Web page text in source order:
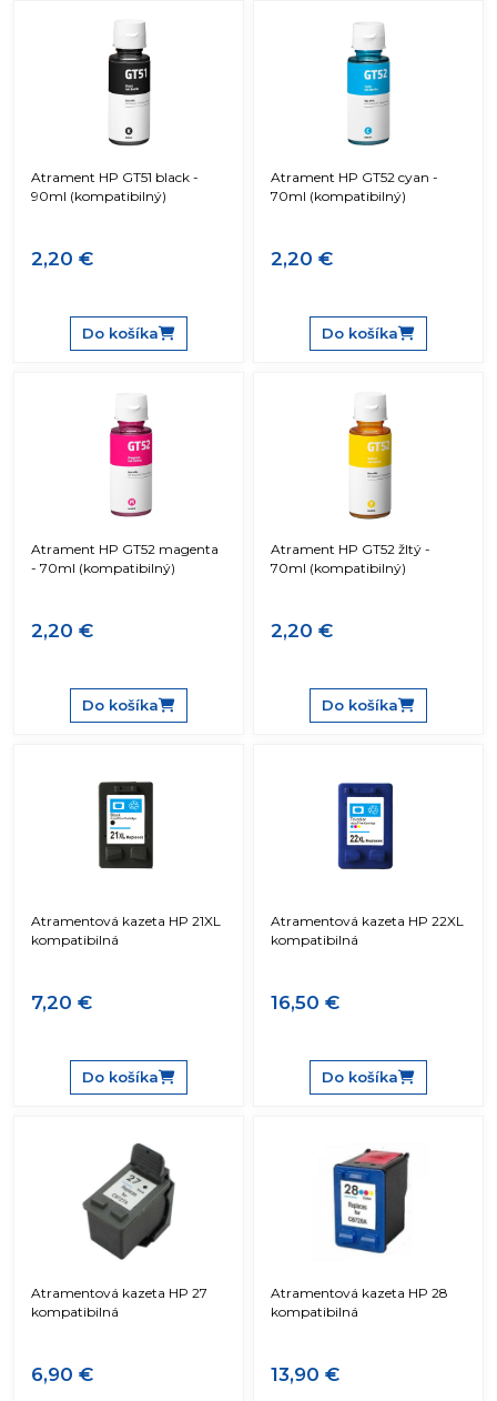
Atrament HP GT51 black -
90ml (kompatibilný)
2,20 €
Do košíka
Atrament HP GT52 cyan -
70ml (kompatibilný)
2,20 €
Do košíka
Atrament HP GT52 magenta
- 70ml (kompatibilný)
2,20 €
Do košíka
Atrament HP GT52 žltý -
70ml (kompatibilný)
2,20 €
Do košíka
Atramentová kazeta HP 21XL
kompatibilná
7,20 €
Do košíka
Atramentová kazeta HP 22XL
kompatibilná
16,50 €
Do košíka
Atramentová kazeta HP 27
kompatibilná
6,90 €
Atramentová kazeta HP 28
kompatibilná
13,90 €